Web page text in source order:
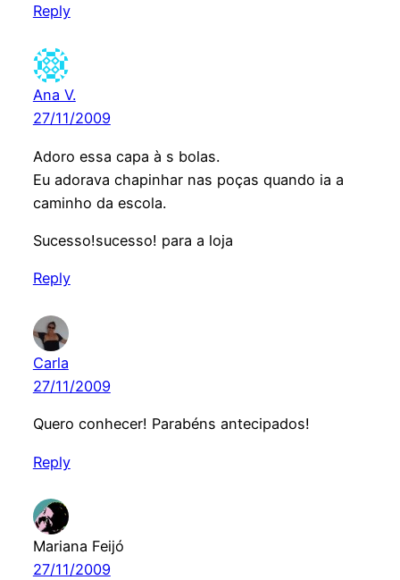
Reply
Ana V.
27/11/2009
Adoro essa capa à s bolas.
Eu adorava chapinhar nas poças quando ia a
caminho da escola.
Sucesso!sucesso! para a loja
Reply
Carla
27/11/2009
Quero conhecer! Parabéns antecipados!
Reply
Mariana Feijó
27/11/2009